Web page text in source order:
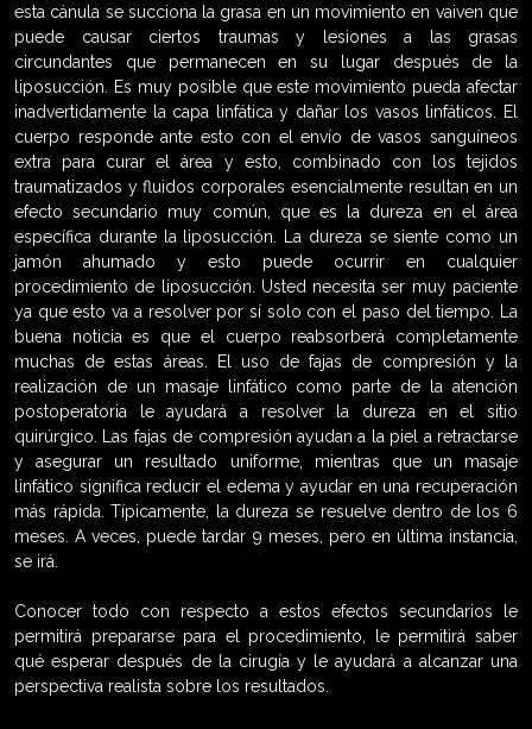
esta cánula se succiona la grasa en un movimiento en vaiven que
puede causar ciertos traumas y lesiones a las grasas
circundantes que permanecen en su lugar después de la
liposucción. Es muy posible que este movimiento pueda afectar
inadvertidamente la capa linfática y dañar los vasos linfáticos. El
cuerpo responde ante esto con el envío de vasos sanguíneos
extra para curar el área y esto, combinado con los tejidos
traumatizados y fluidos corporales esencialmente resultan en un
efecto secundario muy común, que es la dureza en el área
específica durante la liposucción. La dureza se siente como un
jamón ahumado y esto puede ocurrir en cualquier
procedimiento de liposucción. Usted necesita ser muy paciente
ya que esto va a resolver por sí solo con el paso del tiempo. La
buena noticia es que el cuerpo reabsorberá completamente
muchas de estas áreas. El uso de fajas de compresión y la
realización de un masaje linfático como parte de la atención
postoperatoria le ayudará a resolver la dureza en el sitio
quirúrgico. Las fajas de compresión ayudan a la piel a retractarse
y asegurar un resultado uniforme, mientras que un masaje
linfático significa reducir el edema y ayudar en una recuperación
más rápida. Típicamente, la dureza se resuelve dentro de los 6
meses. A veces, puede tardar 9 meses, pero en última instancia,
se irá.
Conocer todo con respecto a estos efectos secundarios le
permitirá prepararse para el procedimiento, le permitirá saber
qué esperar después de la cirugía y le ayudará a alcanzar una
perspectiva realista sobre los resultados.